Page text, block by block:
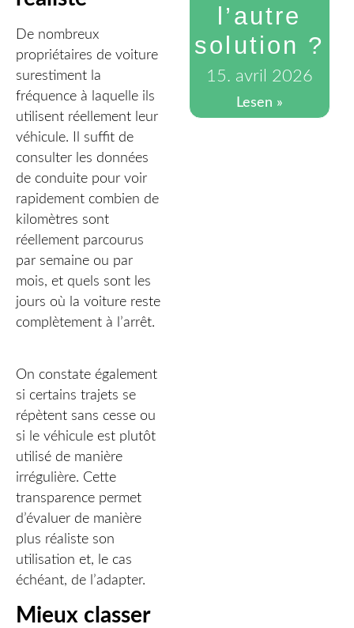
De nombreux
propriétaires de voiture
surestiment la
fréquence à laquelle ils
utilisent réellement leur
véhicule. Il suffit de
consulter les données
de conduite pour voir
rapidement combien de
kilomètres sont
réellement parcourus
par semaine ou par
mois, et quels sont les
jours où la voiture reste
complètement à l’arrêt.
On constate également
si certains trajets se
répètent sans cesse ou
si le véhicule est plutôt
utilisé de manière
irrégulière. Cette
transparence permet
d’évaluer de manière
plus réaliste son
utilisation et, le cas
échéant, de l’adapter.
Mieux classer
l’autre
solution ?
15. avril 2026
Lesen »